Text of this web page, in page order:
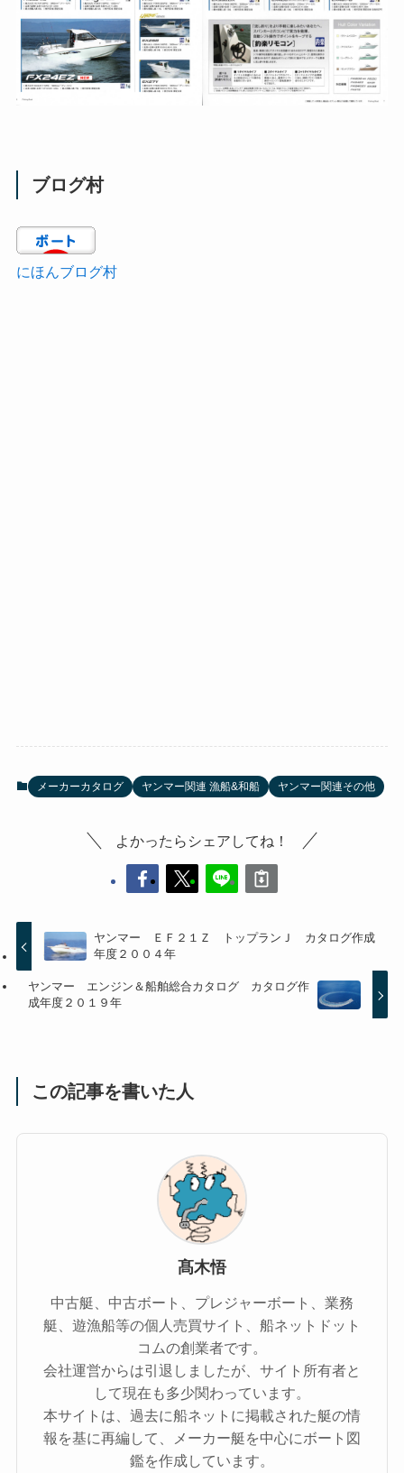
ブログ村
にほんブログ村
メーカーカタログ ヤンマー関連 漁船&和船 ヤンマー関連その他
よかったらシェアしてね！
ヤンマー ＥＦ２１Ｚ トップランＪ カタログ作成
年度２００４年
ヤンマー エンジン＆船舶総合カタログ カタログ作
成年度２０１９年
この記事を書いた人
髙木悟
中古艇、中古ボート、プレジャーボート、業務
艇、遊漁船等の個人売買サイト、船ネットドット
コムの創業者です。
会社運営からは引退しましたが、サイト所有者と
して現在も多少関わっています。
本サイトは、過去に船ネットに掲載された艇の情
報を基に再編して、メーカー艇を中心にボート図
鑑を作成しています。